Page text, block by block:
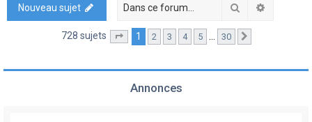
Nouveau sujet Rechercher
728 sujets Page sur30
1 2 3 4 5 … 30
Annonces